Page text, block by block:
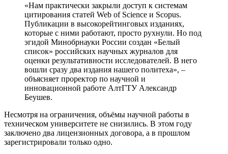
«Нам практически закрыли доступ к системам
цитирования статей Web of Science и Scopus.
Публикации в высокорейтинговых изданиях,
которые с ними работают, просто рухнули. Но под
эгидой Минобрнауки России создан «Белый
список» российских научных журналов для
оценки результативности исследователей. В него
вошли сразу два издания нашего политеха», –
объясняет проректор по научной и
инновационной работе АлтГТУ Александр
Беушев.
Несмотря на ограничения, объёмы научной работы в
техническом университете не снизились. В этом году
заключено два лицензионных договора, а в прошлом
зарегистрировали только одно.